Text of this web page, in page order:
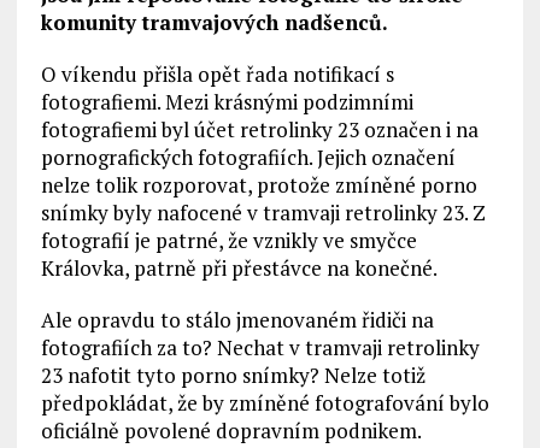
komunity tramvajových nadšenců.
O víkendu přišla opět řada notifikací s
fotografiemi. Mezi krásnými podzimními
fotografiemi byl účet retrolinky 23 označen i na
pornografických fotografiích. Jejich označení
nelze tolik rozporovat, protože zmíněné porno
snímky byly nafocené v tramvaji retrolinky 23. Z
fotografií je patrné, že vznikly ve smyčce
Královka, patrně při přestávce na konečné.
Ale opravdu to stálo jmenovaném řidiči na
fotografiích za to? Nechat v tramvaji retrolinky
23 nafotit tyto porno snímky? Nelze totiž
předpokládat, že by zmíněné fotografování bylo
oficiálně povolené dopravním podnikem.